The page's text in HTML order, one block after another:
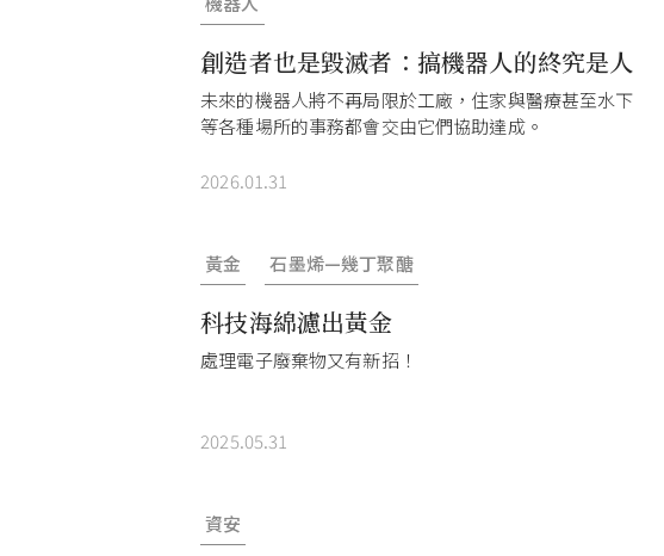
創造者也是毀滅者：搞機器人的終究是人
未來的機器人將不再局限於工廠，住家與醫療甚至水下
等各種場所的事務都會交由它們協助達成。
2026.01.31
黃金 石墨烯—幾丁聚醣
科技海綿濾出黃金
處理電子廢棄物又有新招！
2025.05.31
資安